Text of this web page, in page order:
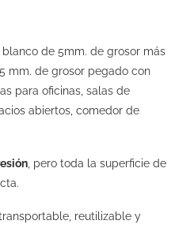
de 5mm. de grosor más
mm. de grosor pegado con
para oficinas, salas de
abiertos, comedor de
, pero toda la superficie de
reutilizable y